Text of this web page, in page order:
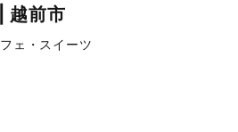
越前市
ェ・スイーツ